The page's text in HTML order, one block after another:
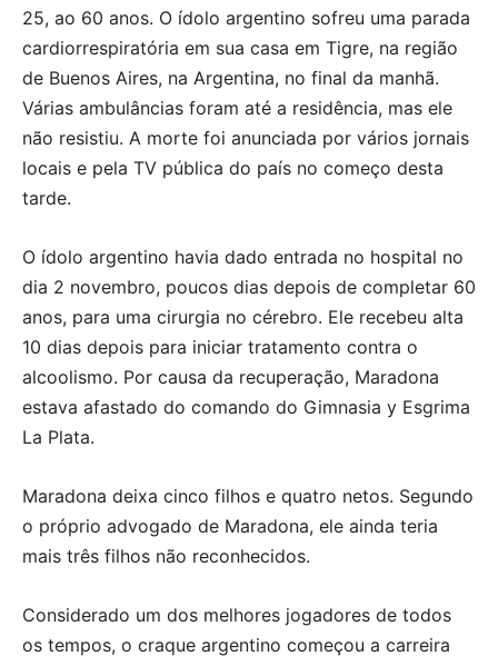
25, ao 60 anos. O ídolo argentino sofreu uma parada
cardiorrespiratória em sua casa em Tigre, na região
de Buenos Aires, na Argentina, no final da manhã.
Várias ambulâncias foram até a residência, mas ele
não resistiu. A morte foi anunciada por vários jornais
locais e pela TV pública do país no começo desta
tarde.
O ídolo argentino havia dado entrada no hospital no
dia 2 novembro, poucos dias depois de completar 60
anos, para uma cirurgia no cérebro. Ele recebeu alta
10 dias depois para iniciar tratamento contra o
alcoolismo. Por causa da recuperação, Maradona
estava afastado do comando do Gimnasia y Esgrima
La Plata.
Maradona deixa cinco filhos e quatro netos. Segundo
o próprio advogado de Maradona, ele ainda teria
mais três filhos não reconhecidos.
Considerado um dos melhores jogadores de todos
os tempos, o craque argentino começou a carreira